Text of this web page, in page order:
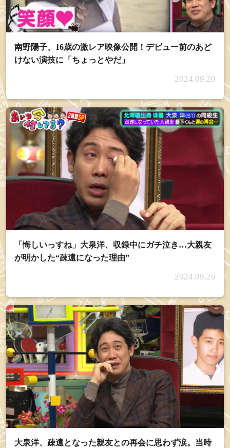
南野陽子、16歳の激レア映像公開！デビュー前のあど
けない演技に「ちょっとやだ」
2024.09.20
「悔しいっすね」大泉洋、収録中にガチ泣き…大親友
が明かした“疎遠になった理由”
2024.09.20
大泉洋、疎遠となった親友との再会に思わず涙。当時